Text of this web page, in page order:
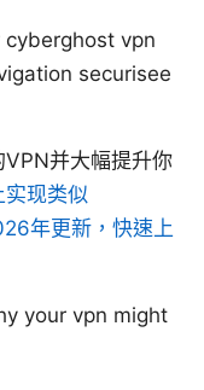
vpn
securisee
并大幅提升你
现类似
年更新，快速上
your vpn might